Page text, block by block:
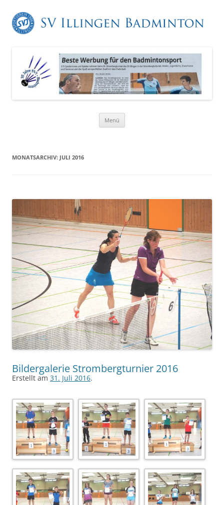
Menü
MONATSARCHIV: JULI 2016
Bildergalerie Strombergturnier 2016
Erstellt am 31. Juli 2016.